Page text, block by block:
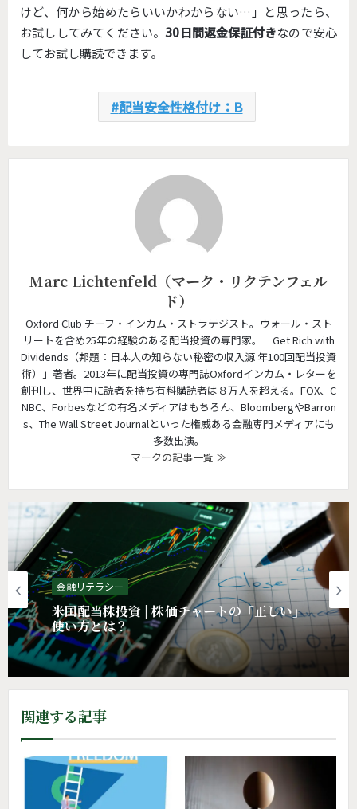
けど、何から始めたらいいかわからない…」と思ったら、
お試ししてみてください。 30日間返金保証付きなので安心
してお試し購読できます。
配当安全性格付け：B
Marc Lichtenfeld（マーク・リクテンフェル
ド）
Oxford Club チーフ・インカム・ストラテジスト。ウォール・スト
リートを含め25年の経験のある配当投資の専門家。「Get Rich with
Dividends（邦題：日本人の知らない秘密の収入源 年100回配当投資
術）」著者。2013年に配当投資の専門誌Oxfordインカム・レターを
創刊し、世界中に読者を持ち有料購読者は８万人を超える。FOX、C
NBC、Forbesなどの有名メディアはもちろん、BloombergやBarron
s、The Wall Street Journalといった権威ある金融専門メディアにも
多数出演。
マークの記事一覧 ≫
金融リテラシー
米国配当株投資 | 株価チャートの「正しい」
使い方とは？
金融リテラシー
米国配当株投資 | 10年前の選択の「間違
関連する記事